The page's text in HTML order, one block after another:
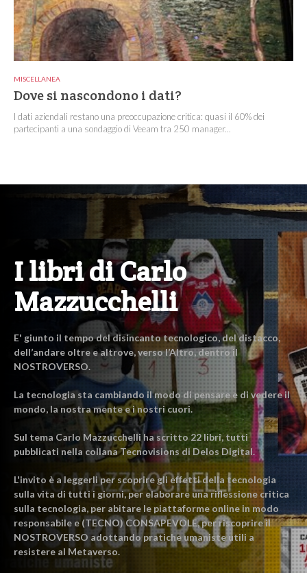
MISCELLANEA
Dove si nascondono i dati?
I dati aziendali restano una preoccupazione critica: quasi il 60% dei
partecipanti a una sondaggio di Veeam tra 250 manager...
I libri di Carlo
Mazzucchelli
E' giunto il tempo del disincanto tecnologico, del distacco,
dell’andare oltre e altrove, verso l’Altro, dentro il
NOSTROVERSO.
La tecnologia sta cambiando il modo di pensare e di vedere il
mondo, la nostra mente e i nostri cuori.
Sul tema Carlo Mazzucchelli ha scritto 22 libri, tutti
pubblicati nella collana Tecnovisions di Delos Digital.
L'invito è a leggerli per scoprire gli effetti della tecnologia
sulla vita di tutti i giorni, per elaborare una riflessione critica
sulla tecnologia, per abitare le piattaforme online in modo
responsabile e (TECNO) CONSAPEVOLE, per riscoprire il
NOSTROVERSO adottando pratiche umaniste utili a
resistere al Metaverso.